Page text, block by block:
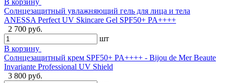
Солнцезащитный увлажняющий гель для лица и тела
ANESSA Perfect UV Skincare Gel SPF50+ PA++++
2 700 руб.
шт
В корзину
Cолнцезащитный крем SPF50+ PA++++ - Bijou de Mer Beaute
Invariante Professional UV Shield
3 800 руб.